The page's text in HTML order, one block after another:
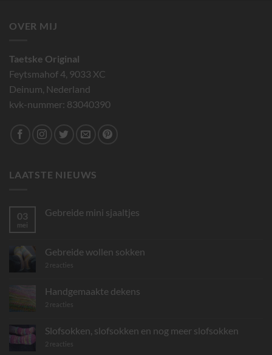
OVER MIJ
Taetske Original
Feytsmahof 4, 9033 XC
Deinum, Nederland
kvk-nummer: 83040390
LAATSTE NIEUWS
03
mei
Gebreide mini sjaaltjes
Gebreide
mini
sjaaltjes
Gebreide wollen sokken
2 reacties
Handgemaakte dekens
2 reacties
Slofsokken, slofsokken en nog meer slofsokken
2 reacties